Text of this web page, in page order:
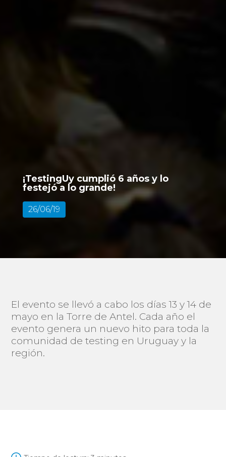
¡TestingUy cumplió 6 años y lo
festejó a lo grande!
26/06/19
El evento se llevó a cabo los días 13 y 14 de
mayo en la Torre de Antel. Cada año el
evento genera un nuevo hito para toda la
comunidad de testing en Uruguay y la
región.